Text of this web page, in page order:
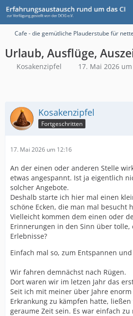
Cafe - die gemütliche Plauderstube für
Urlaub, Ausflüge,
Kosakenzipfel 17. Mai 2026
Kosakenzipfel
Fortgeschritten
17. Mai 2026 um 12:16
An der einen oder anderen Stelle
etwas angespannt. Ist ja eigentlich
solcher Angebote.
Deshalb starte ich hier mal einen
schöne Ecken, die man mal besucht
Vielleicht kommen dem einen oder
Erinnerungen in den Sinn über tolle,
Erlebnisse?
Einfach mal so, zum Entspannen
Wir fahren demnächst nach Rügen.
Dort waren wir im letzen Jahr das
Seit ich mit meiner über Jahre
Erkrankung zu kämpfen hatte,
geraume Zeit sein. Es war einfach